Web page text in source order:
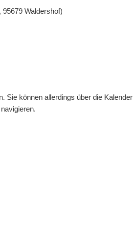
95679 Waldershof)
Sie können allerdings über die Kalender